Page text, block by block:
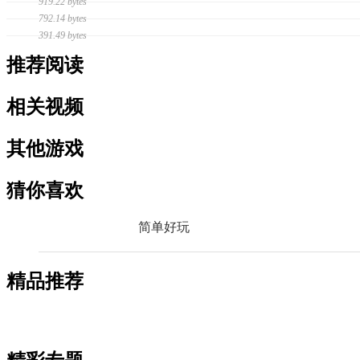
792.14 bytes
391.49 bytes
推荐阅读
相关视频
其他游戏
猜你喜欢
简单好玩
精品推荐